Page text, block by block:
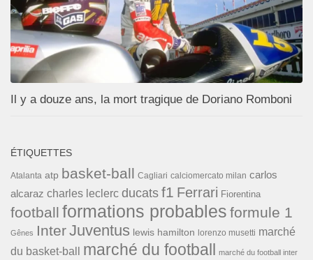
Il y a douze ans, la mort tragique de Doriano Romboni
ÉTIQUETTES
Atalanta atp basket-ball Cagliari calciomercato milan carlos
alcaraz charles leclerc ducats f1 Ferrari Fiorentina
football formations probables formule 1
Gênes InterJuventus lewis hamilton lorenzo musetti marché
du basket-ball
marché du football marché du football inter